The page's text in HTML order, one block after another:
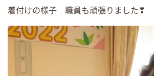
着付けの様子 職員も頑張りました❣